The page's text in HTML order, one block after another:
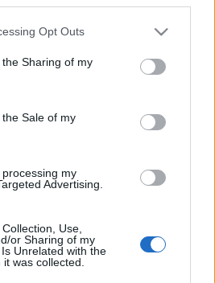
app uses one or more Google
usage behaviour. You may click to
Google and its third-party tags to
purposes in below Google
Opt Outs
Sharing of my
Sale of my
my
Advertising.
Use,
or Sharing of my
Unrelated with the
was collected.
három gyerek után egy családi
alatt ébred rá arra, hogy az apja
tartja és otthonuk is egy
beszélgetése a férjével egyben
díszlet
A szokásos szobabelső
egy mászófal foglalja el, ide rejti
melyeket férje számára